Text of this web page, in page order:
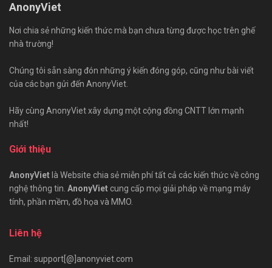
AnonyViet
Nơi chia sẻ những kiến thức mà bạn chưa từng được học trên ghế
nhà trường!
Chúng tôi sẵn sàng đón những ý kiến đóng góp, cũng như bài viết
của các bạn gửi đến AnonyViet.
Hãy cùng AnonyViet xây dựng một cộng đồng CNTT lớn mạnh
nhất!
Giới thiệu
AnonyViet là Website chia sẻ miễn phí tất cả các kiến thức về công
nghệ thông tin. AnonyViet cung cấp mọi giải pháp về mạng máy
tính, phần mềm, đồ họa và MMO.
Liên hệ
Email: support[@]anonyviet.com